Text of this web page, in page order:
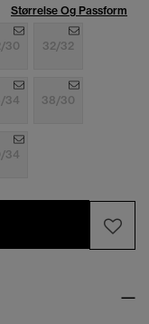
Størrelse Og Passform
30 32/32
34 38/30
34